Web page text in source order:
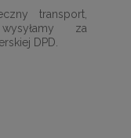
transport,
za
DPD.